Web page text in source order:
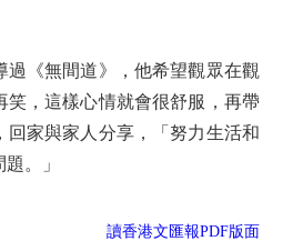
《無間道》，他希望觀眾在觀
笑，這樣心情就會很舒服，再帶
回家與家人分享，「努力生活和
。」
讀香港文匯報PDF版面